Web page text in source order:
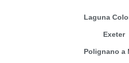
Laguna
Exeter
Polignano a